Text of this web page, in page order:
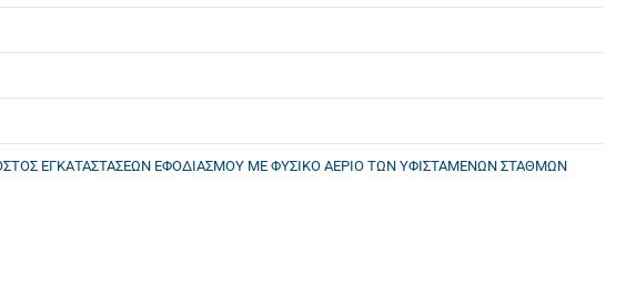
ΕΓΚΑΤΑΣΤΑΣΕΩΝ ΕΦΟΔΙΑΣΜΟΥ ΜΕ ΦΥΣΙΚΟ ΑΕΡΙΟ ΤΩΝ ΥΦΙΣΤΑΜΕΝΩΝ ΣΤΑΘΜΩΝ